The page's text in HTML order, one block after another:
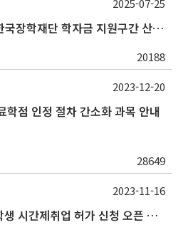
[장학금 신청자 필독] 한국장학재단 학자금 지원구간 산정 권고
20188
2025-07-25
학점 인정 절차 간소화 과목 안내
28649
2023-12-20
학생정보시스템 내 유학생 시간제취업 허가 신청 오픈 안내
2023-11-16